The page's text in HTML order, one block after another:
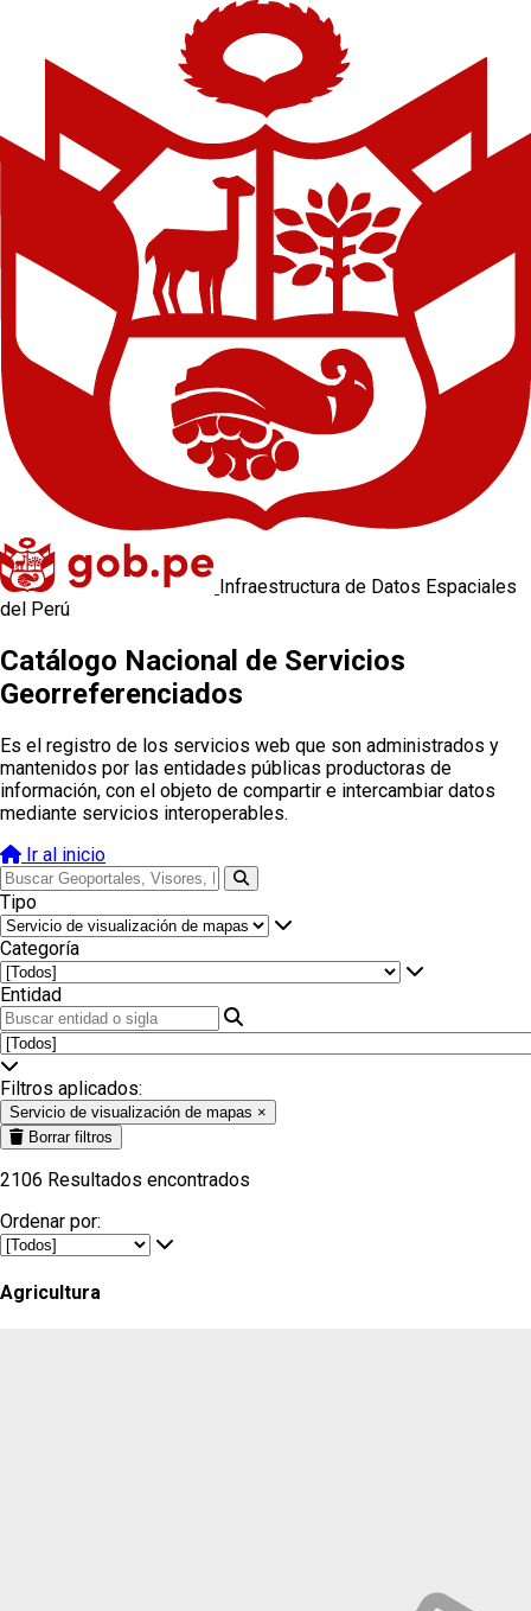
Infraestructura de Datos Espaciales
del Perú
Catálogo Nacional de Servicios
Georreferenciados
Es el registro de los servicios web que son administrados y
mantenidos por las entidades públicas productoras de
información, con el objeto de compartir e intercambiar datos
mediante servicios interoperables.
Ir al inicio
Tipo
Categoría
Entidad
Filtros aplicados:
Servicio de visualización de mapas ×
Borrar filtros
2106 Resultados encontrados
Ordenar por:
Agricultura